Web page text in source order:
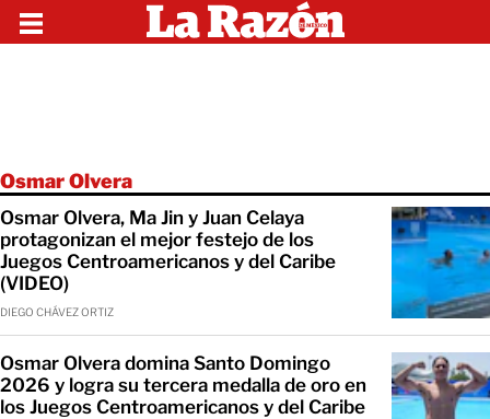
Osmar Olvera
Osmar Olvera, Ma Jin y Juan Celaya
protagonizan el mejor festejo de los
Juegos Centroamericanos y del Caribe
(VIDEO)
DIEGO CHÁVEZ ORTIZ
Osmar Olvera domina Santo Domingo
2026 y logra su tercera medalla de oro en
los Juegos Centroamericanos y del Caribe